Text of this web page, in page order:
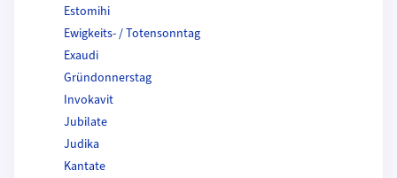
Estomihi
Ewigkeits- / Totensonntag
Exaudi
Gründonnerstag
Invokavit
Jubilate
Judika
Kantate